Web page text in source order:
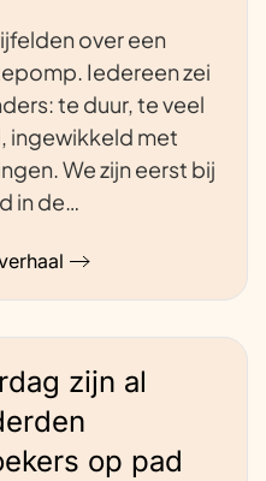
over een
Iedereen zei
te duur, te veel
ingewikkeld met
We zijn eerst bij
in de…
zijn al
op pad